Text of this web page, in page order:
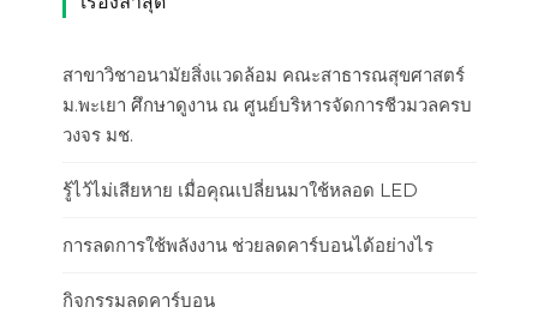
สาขาวิชาอนามัยสิ่งแวดล้อม คณะสาธารณสุขศาสตร์
ม.พะเยา ศึกษาดูงาน ณ ศูนย์บริหารจัดการชีวมวลครบ
วงจร มช.
รู้ไว้ไม่เสียหาย เมื่อคุณเปลี่ยนมาใช้หลอด LED
การลดการใช้พลังงาน ช่วยลดคาร์บอนได้อย่างไร
กิจกรรมลดคาร์บอน